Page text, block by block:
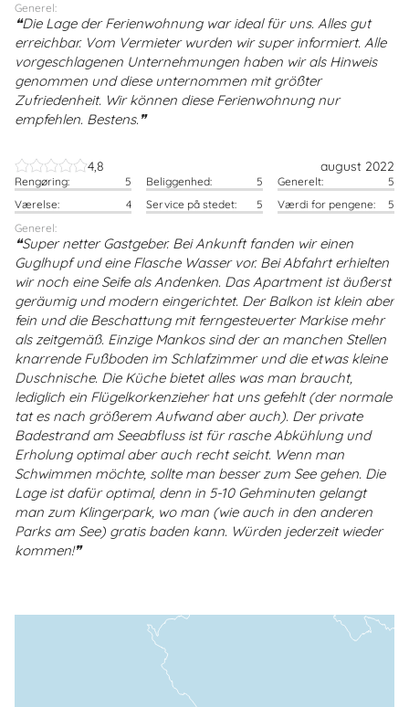
Generel:
Die Lage der Ferienwohnung war ideal für uns. Alles gut
erreichbar. Vom Vermieter wurden wir super informiert. Alle
vorgeschlagenen Unternehmungen haben wir als Hinweis
genommen und diese unternommen mit größter
Zufriedenheit. Wir können diese Ferienwohnung nur
empfehlen. Bestens.
4,8 august 2022
Rengøring: 5 Beliggenhed: 5 Generelt:
5
Værelse:
4 Service på stedet: 5 Værdi for pengene:
5
Generel:
Super netter Gastgeber. Bei Ankunft fanden wir einen
Guglhupf und eine Flasche Wasser vor. Bei Abfahrt erhielten
wir noch eine Seife als Andenken. Das Apartment ist äußerst
geräumig und modern eingerichtet. Der Balkon ist klein aber
fein und die Beschattung mit ferngesteuerter Markise mehr
als zeitgemäß. Einzige Mankos sind der an manchen Stellen
knarrende Fußboden im Schlafzimmer und die etwas kleine
Duschnische. Die Küche bietet alles was man braucht,
lediglich ein Flügelkorkenzieher hat uns gefehlt (der normale
tat es nach größerem Aufwand aber auch). Der private
Badestrand am Seeabfluss ist für rasche Abkühlung und
Erholung optimal aber auch recht seicht. Wenn man
Schwimmen möchte, sollte man besser zum See gehen. Die
Lage ist dafür optimal, denn in 5-10 Gehminuten gelangt
man zum Klingerpark, wo man (wie auch in den anderen
Parks am See) gratis baden kann. Würden jederzeit wieder
kommen!